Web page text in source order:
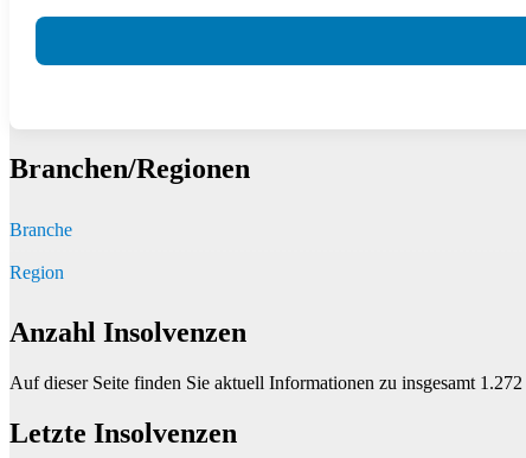
Branchen/Regionen
Branche
Region
Anzahl Insolvenzen
Auf dieser Seite finden Sie aktuell Informationen zu insgesamt 1.272
Letzte Insolvenzen